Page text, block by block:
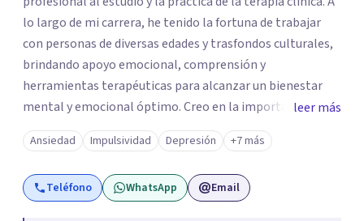
lo largo de mi carrera, he tenido la fortuna de trabajar
con personas de diversas edades y trasfondos culturales,
brindando apoyo emocional, comprensión y
herramientas terapéuticas para alcanzar un bienestar
mental y emocional óptimo. Creo en la importancia de
abordar a cada individuo de manera integral,
reconociendo la conexión entre mente, cuerpo y espíritu
en el proceso de sanación. Mi compromiso con el
bienestar de mis actientes es inquebrantable, y estoy en
leer más
Ansiedad Impulsividad Depresión +7 más
Teléfono WhatsApp Email